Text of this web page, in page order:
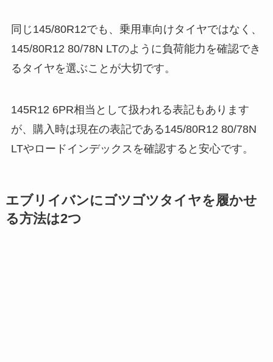
同じ145/80R12でも、乗用車向けタイヤではなく、
145/80R12 80/78N LTのように負荷能力を確認でき
るタイヤを選ぶことが大切です。
145R12 6PR相当として扱われる表記もあります
が、購入時は現在の表記である145/80R12 80/78N
LTやロードインデックスを確認すると安心です。
エブリイバンにゴツゴツタイヤを履かせ
る方法は2つ